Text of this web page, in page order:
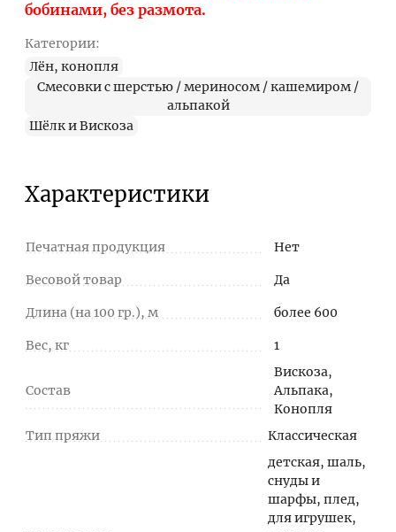
бобинами, без размота.
Категории:
Лён, конопля
Смесовки с шерстью / мериносом / кашемиром /
альпакой
Шёлк и Вискоза
Характеристики
Печатная продукция Нет
Весовой товар Да
Длина (на 100 гр.), м более 600
Вес, кг 1
Состав
Вискоза,
Альпака,
Конопля
Тип пряжи
Классическая
детская, шаль,
снуды и
шарфы, плед,
для игрушек,